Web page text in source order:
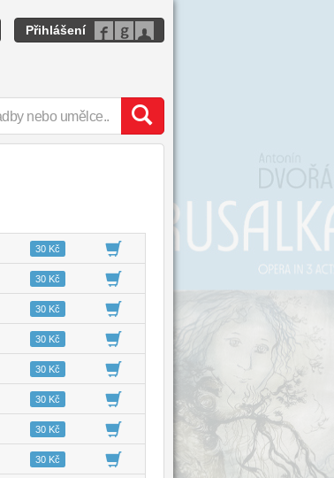
Přihlášení
30 Kč
30 Kč
30 Kč
30 Kč
30 Kč
30 Kč
30 Kč
30 Kč